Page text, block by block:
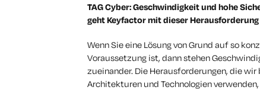
TAG Cyber: Geschwindigkeit und hohe
geht Keyfactor mit dieser
Wenn Sie eine Lösung von Grund auf so
Voraussetzung ist, dann stehen
zueinander. Die Herausforderungen, die
Architekturen und Technologien